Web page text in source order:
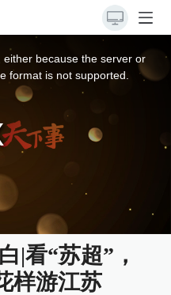
because the server or
format is not supported.
|看“苏超”，
样游江苏